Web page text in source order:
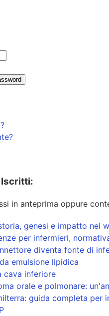
Iscritti:
in anteprima oppure
genesi e impatto nel
per infermieri,
diventa fonte di
emulsione lipidica
cava inferiore
orale e polmonare:
guida completa per